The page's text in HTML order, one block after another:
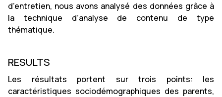
d’entretien, nous avons analysé des données grâce à
la technique d’analyse de contenu de type
thématique.
RESULTS
Les résultats portent sur trois points: les
caractéristiques sociodémographiques des parents,